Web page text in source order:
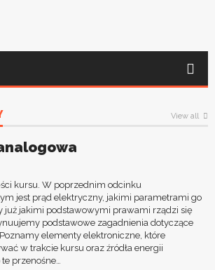
View all
kursu. W poprzednim odcinku
jest prąd elektryczny, jakimi parametrami go
już jakimi podstawowymi prawami rządzi się
podstawowe zagadnienia dotyczące
elementy elektroniczne, które
w trakcie kursu oraz źródła energii
przenośne…